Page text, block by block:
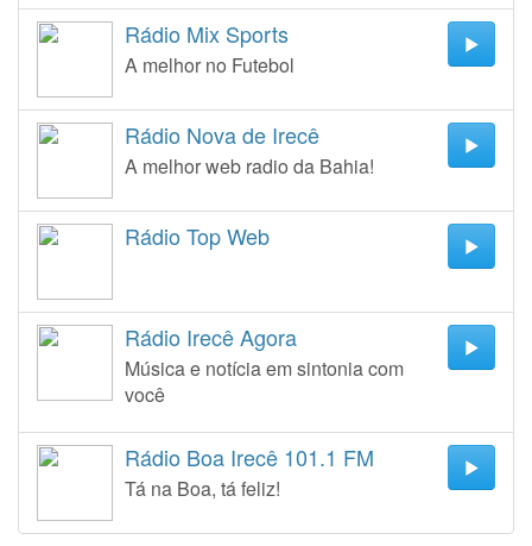
Rádio Mix Sports
A melhor no Futebol
Rádio Nova de Irecê
A melhor web radio da Bahia!
Rádio Top Web
Rádio Irecê Agora
Música e notícia em sintonia com
você
Rádio Boa Irecê 101.1 FM
Tá na Boa, tá feliz!